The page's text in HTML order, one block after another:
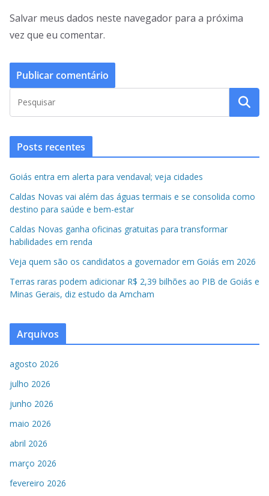
Salvar meus dados neste navegador para a próxima
vez que eu comentar.
Posts recentes
Goiás entra em alerta para vendaval; veja cidades
Caldas Novas vai além das águas termais e se consolida como
destino para saúde e bem-estar
Caldas Novas ganha oficinas gratuitas para transformar
habilidades em renda
Veja quem são os candidatos a governador em Goiás em 2026
Terras raras podem adicionar R$ 2,39 bilhões ao PIB de Goiás e
Minas Gerais, diz estudo da Amcham
Arquivos
agosto 2026
julho 2026
junho 2026
maio 2026
abril 2026
março 2026
fevereiro 2026